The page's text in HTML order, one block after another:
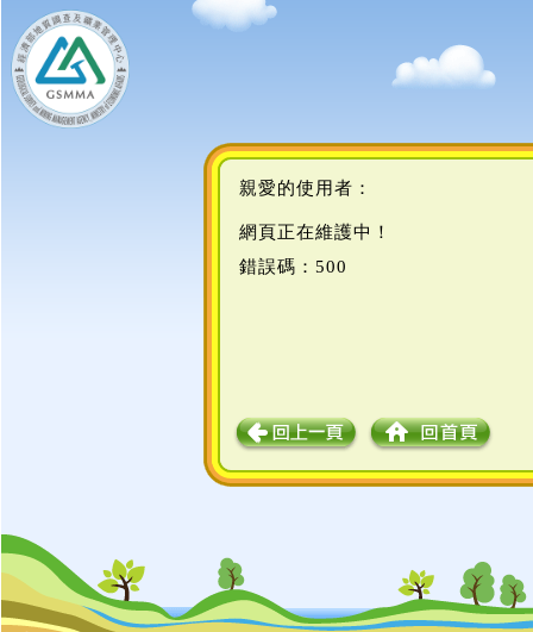
親愛的使用者：
網頁正在維護中！
錯誤碼：500